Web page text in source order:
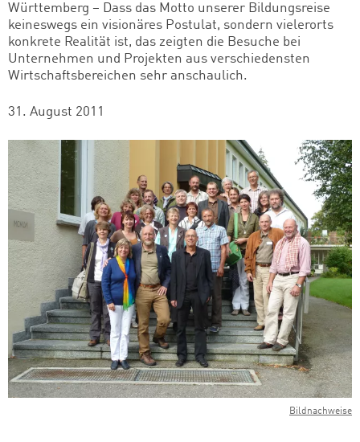
Württemberg – Dass das Motto unserer Bildungsreise
keineswegs ein visionäres Postulat, sondern vielerorts
konkrete Realität ist, das zeigten die Besuche bei
Unternehmen und Projekten aus verschiedensten
Wirtschaftsbereichen sehr anschaulich.
31. August 2011
Bildnachweise